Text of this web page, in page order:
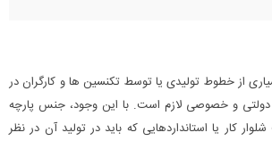
از خطوط تولیدی یا توسط تکنسین ها و کارگران در
و خصوصی لازم است. با این وجود، جنس پارچه
کار یا استانداردهایی که باید در تولید آن در نظر